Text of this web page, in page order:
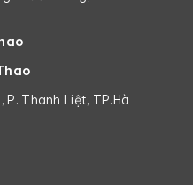
P. Thanh Liệt, TP.Hà